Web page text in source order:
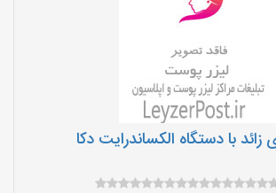
زائد با دستگاه الکساندرایت دکا